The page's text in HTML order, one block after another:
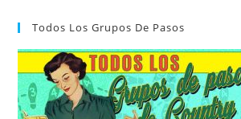
Todos Los Grupos De Pasos